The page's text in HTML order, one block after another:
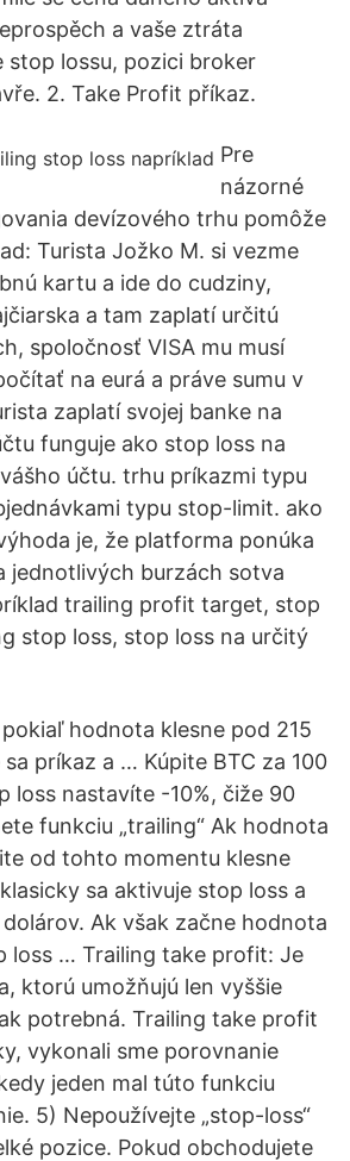
a vaše ztráta
stop lossu, pozici broker
2. Take Profit příkaz.
Pre
názorné
devízového trhu pomôže
Turista Jožko M. si vezme
kartu a ide do cudziny,
a tam zaplatí určitú
spoločnosť VISA mu musí
na eurá a práve sumu v
zaplatí svojej banke na
funguje ako stop loss na
účtu. trhu príkazmi typu
typu stop-limit. ako
je, že platforma ponúka
jednotlivých burzách sotva
trailing profit target, stop
stop loss, stop loss na určitý
hodnota klesne pod 215
príkaz a … Kúpite BTC za 100
loss nastavíte -10%, čiže 90
funkciu „trailing“ Ak hodnota
od tohto momentu klesne
sa aktivuje stop loss a
Ak však začne hodnota
loss … Trailing take profit: Je
ktorú umožňujú len vyššie
potrebná. Trailing take profit
vykonali sme porovnanie
jeden mal túto funkciu
5) Nepoužívejte „stop-loss“
pozice. Pokud obchodujete